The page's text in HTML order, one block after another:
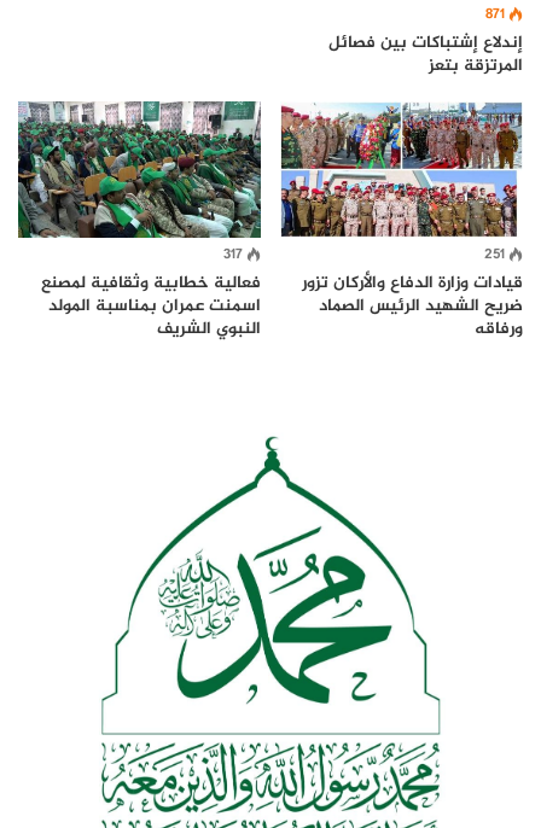
871
إندلاع إشتباكات بين فصائل
المرتزقة بتعز
251
قيادات وزارة الدفاع والأركان تزور
ضريح الشهيد الرئيس الصماد
ورفاقه
317
فعالية خطابية وثقافية لمصنع
اسمنت عمران بمناسبة المولد
النبوي الشريف